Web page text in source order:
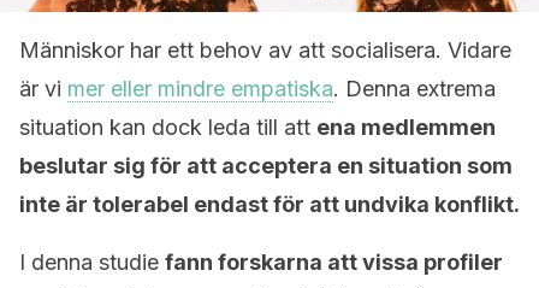
Människor har ett behov av att socialisera. Vidare
är vi mer eller mindre empatiska. Denna extrema
situation kan dock leda till att ena medlemmen
beslutar sig för att acceptera en situation som
inte är tolerabel endast för att undvika konflikt.
I denna studie fann forskarna att vissa profiler